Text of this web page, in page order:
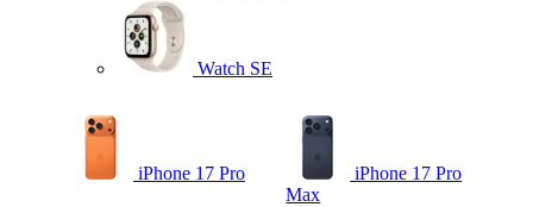
Watch SE
iPhone 17 Pro
iPhone 17 Pro
Max